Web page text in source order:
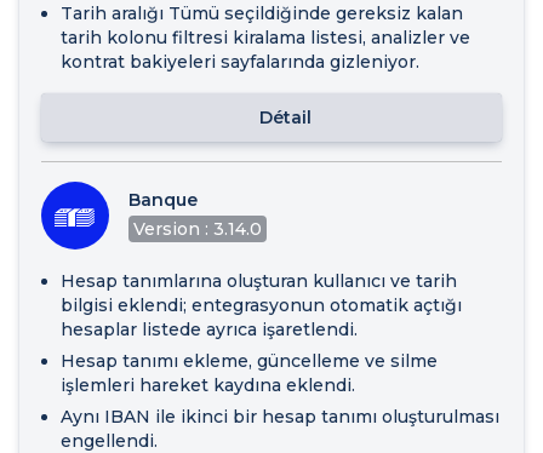
Tarih aralığı Tümü seçildiğinde gereksiz kalan
tarih kolonu filtresi kiralama listesi, analizler ve
kontrat bakiyeleri sayfalarında gizleniyor.
Détail
Banque
Version : 3.14.0
Hesap tanımlarına oluşturan kullanıcı ve tarih
bilgisi eklendi; entegrasyonun otomatik açtığı
hesaplar listede ayrıca işaretlendi.
Hesap tanımı ekleme, güncelleme ve silme
işlemleri hareket kaydına eklendi.
Aynı IBAN ile ikinci bir hesap tanımı oluşturulması
engellendi.